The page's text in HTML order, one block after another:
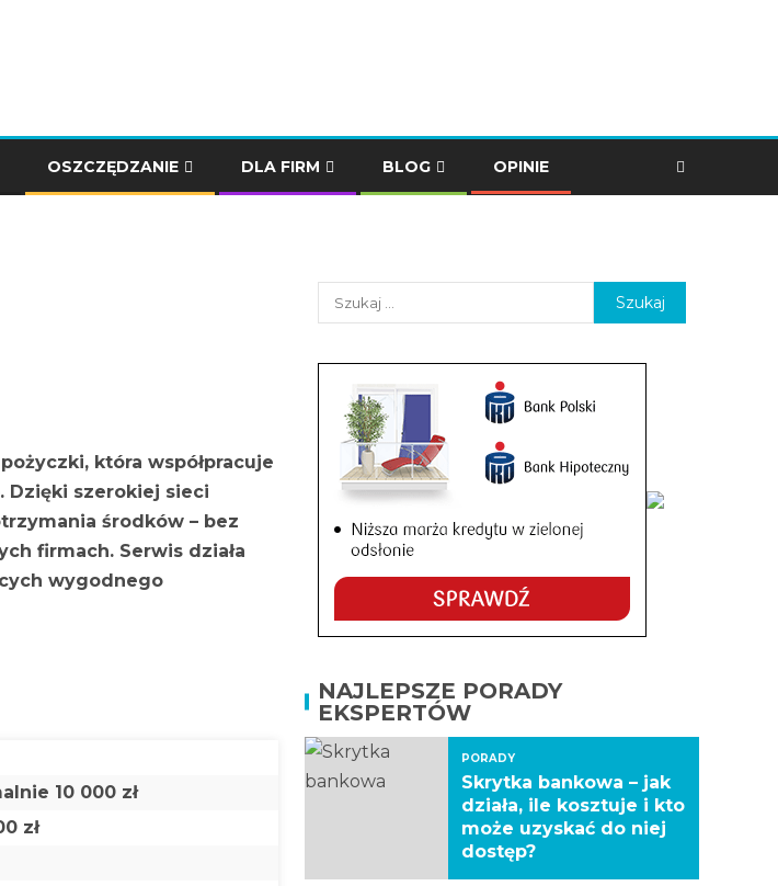
OSZCZĘDZANIE DLA FIRM BLOG OPINIE
która współpracuje
Dzięki szerokiej sieci
środków – bez
firmach. Serwis działa
wygodnego
10 000 zł
zł
NAJLEPSZE PORADY
EKSPERTÓW
PORADY
Skrytka bankowa – jak
działa, ile kosztuje i kto
może uzyskać do niej
dostęp?